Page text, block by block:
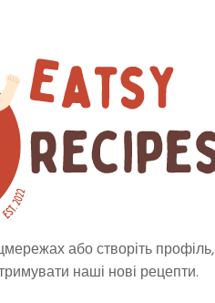
або створіть профіль,
наші нові рецепти.